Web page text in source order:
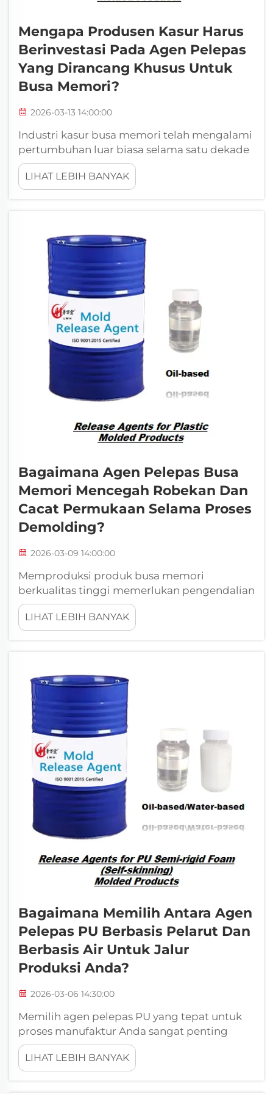
Mengapa Produsen Kasur Harus
Berinvestasi Pada Agen Pelepas
Yang Dirancang Khusus Untuk
Busa Memori?
2026-03-13 14:00:00
Industri kasur busa memori telah mengalami
pertumbuhan luar biasa selama satu dekade
terakhir, dengan produsen terus-menerus
mencari cara untuk mengoptimalkan
efisiensi produksi dan kualitas produk. Salah
LIHAT LEBIH BANYAK
Bagaimana Agen Pelepas Busa
Memori Mencegah Robekan Dan
Cacat Permukaan Selama Proses
Demolding?
2026-03-09 14:00:00
Memproduksi produk busa memori
berkualitas tinggi memerlukan pengendalian
presisi terhadap proses demolding guna
mencegah cacat mahal dan pemborosan
bahan. Agen pelepas busa memori
telah mengeras dari cetakan...
LIHAT LEBIH BANYAK
Bagaimana Memilih Antara Agen
Pelepas PU Berbasis Pelarut Dan
Berbasis Air Untuk Jalur
Produksi Anda?
2026-03-06 14:30:00
Memilih agen pelepas PU yang tepat untuk
proses manufaktur Anda sangat penting
guna menjaga konsistensi kualitas produk
dan efisiensi operasional. Formula kimia
khusus ini memainkan peran vital dalam
LIHAT LEBIH BANYAK